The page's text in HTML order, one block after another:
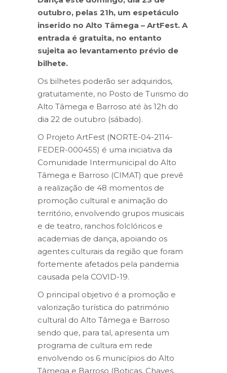
outubro, pelas 21h, um espetáculo
inserido no Alto Tâmega – ArtFest. A
entrada é gratuita, no entanto
sujeita ao levantamento prévio de
bilhete.
Os bilhetes poderão ser adquiridos,
gratuitamente, no Posto de Turismo do
Alto Tâmega e Barroso até às 12h do
dia 22 de outubro (sábado).
O Projeto ArtFest (NORTE-04-2114-
FEDER-000455) é uma iniciativa da
Comunidade Intermunicipal do Alto
Tâmega e Barroso (CIMAT) que prevê
a realização de 48 momentos de
promoção cultural e animação do
território, envolvendo grupos musicais
e de teatro, ranchos folclóricos e
academias de dança, apoiando os
agentes culturais da região que foram
fortemente afetados pela pandemia
causada pela COVID-19.
O principal objetivo é a promoção e
valorização turística do património
cultural do Alto Tâmega e Barroso
sendo que, para tal, apresenta um
programa de cultura em rede
envolvendo os 6 municípios do Alto
Tâmega e Barroso (Boticas, Chaves,